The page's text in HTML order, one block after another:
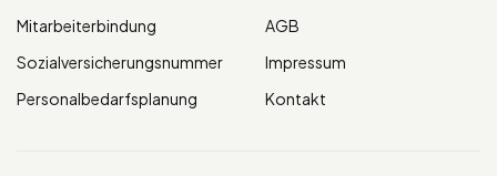
Mitarbeiterbindung
Sozialversicherungsnummer
Personalbedarfsplanung
AGB
Impressum
Kontakt